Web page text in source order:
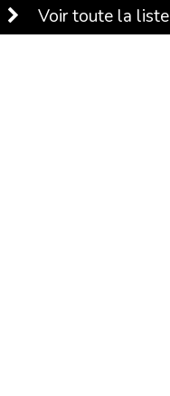
Voir toute la liste